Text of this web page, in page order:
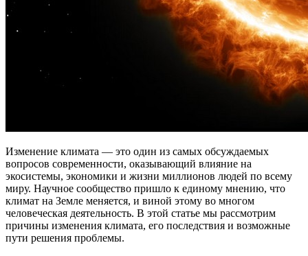
Изменение климата — это один из самых обсуждаемых
вопросов современности, оказывающий влияние на
экосистемы, экономики и жизни миллионов людей по всему
миру. Научное сообщество пришло к единому мнению, что
климат на Земле меняется, и виной этому во многом
человеческая деятельность. В этой статье мы рассмотрим
причины изменения климата, его последствия и возможные
пути решения проблемы.